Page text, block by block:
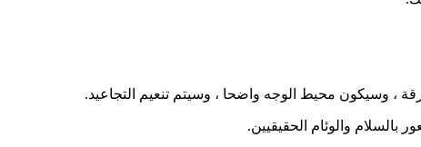
، وسيكون محيط الوجه واضحا ، وسيتم تنعيم التجاعيد.
والوئام الحقيقيين.